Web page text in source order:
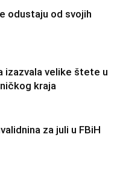
odustaju od svojih
izazvala velike štete u
kraja
za juli u FBiH